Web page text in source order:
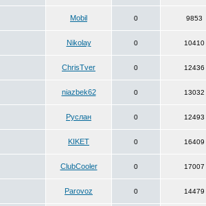
Mobil 0 9853
Nikolay 0 10410
ChrisTver 0 12436
niazbek62 0 13032
Руслан 0 12493
KIKET 0 16409
ClubCooler 0 17007
Parovoz 0 14479